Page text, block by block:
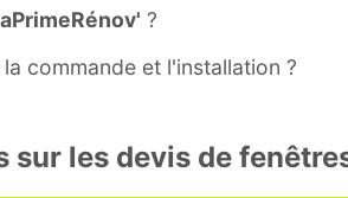
?
commande et l'installation ?
les devis de